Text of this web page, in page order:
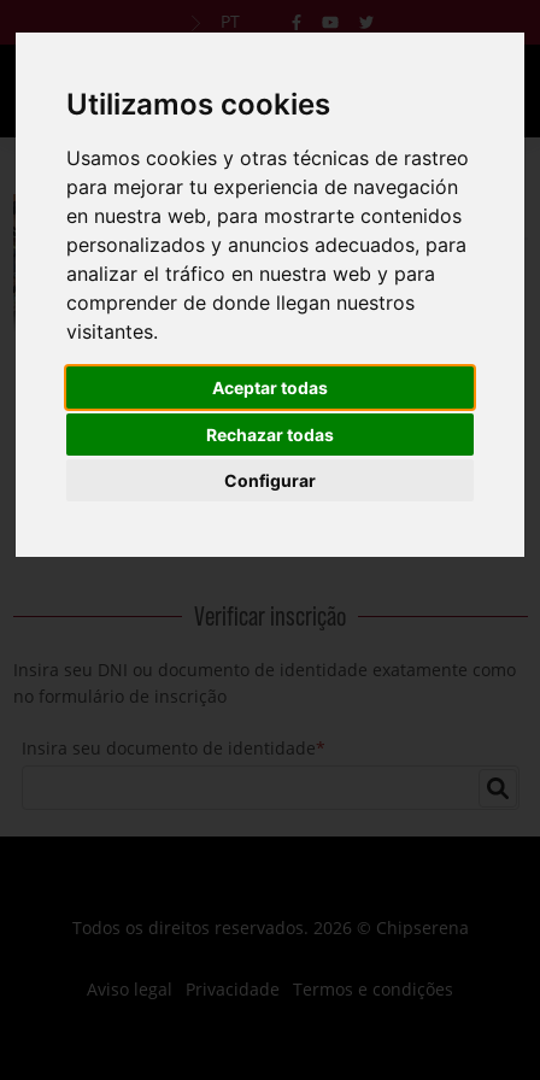
Utilizamos cookies
Usamos cookies y otras técnicas de rastreo
para mejorar tu experiencia de navegación
en nuestra web, para mostrarte contenidos
personalizados y anuncios adecuados, para
analizar el tráfico en nuestra web y para
comprender de donde llegan nuestros
visitantes.
Aceptar todas
Rechazar todas
Configurar
PT
33ª Meia Maratona Internacional Badajoz-
Elvas
16 fev. 2025
Câmara Municipal de Elvas, em coorganização com a
Badajoz e o Clube Elvense de Natação, organiza no dia 16
Verificar inscrição
Insira seu DNI ou documento de identidade exatamente como
no formulário de inscrição
Insira seu documento de identidade*
Todos os direitos reservados. 2026 © Chipserena
Aviso legal Privacidade Termos e condições